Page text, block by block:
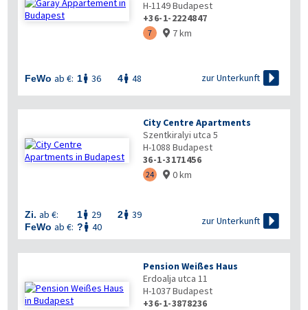
H-1149Budapest
+36-1-2224847
7  7 km
FeWo ab €: 1 36 4 48 zur Unterkunft 
City Centre Apartments
Szentkiralyi utca 5
H-1088 Budapest
36-1-3171456
24  0 km
Zi. ab €: 1 29 2 39
FeWo ab €: ?  40
zur Unterkunft 
Pension Weißes Haus
Erdoalja utca 11
H-1037Budapest
+36-1-3878236